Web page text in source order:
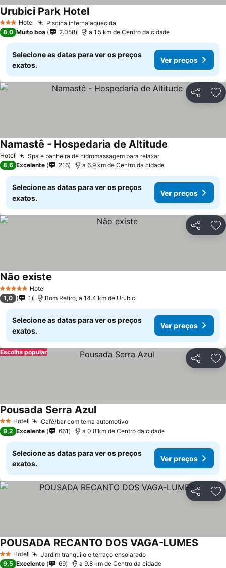
3 EstrelasHotel Piscina interna aquecida
Urubici Park Hotel
8,0 Muito boa 2.058 a 1.5 km de Centro da cidade
Selecione as datas para ver os preços
exatos.
Ver preços
Partilhar
Hotel Spa e banheira de hidromassagem para relaxar
Namastê - Hospedaria de Altitude
8,6 Excelente 216 a 6.9 km de Centro da cidade
Selecione as datas para ver os preços
exatos.
Ver preços
Partilhar
5 Estrelas Hotel
Não existe
1,0 1 Bom Retiro, a 14.4 km de Urubici
Selecione as datas para ver os preços
exatos.
Ver preços
Partilhar
Escolha popular
2 Estrelas
Hotel Café/bar com tema automotivo
Pousada Serra Azul
9,2 Excelente 661 a 0.8 km de Centro da cidade
Selecione as datas para ver os preços
exatos.
Ver preços
Partilhar
2 Estrelas
Hotel Jardim tranquilo e terraço ensolarado
POUSADA RECANTO DOS VAGA-LUMES
9,5 Excelente 69 a 9.8 km de Centro da cidade